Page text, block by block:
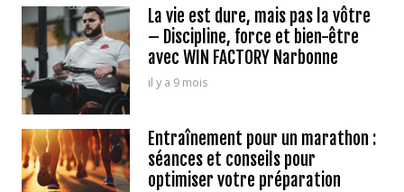
La vie est dure, mais pas la vôtre
– Discipline, force et bien-être
avec WIN FACTORY Narbonne
il y a 9 mois
Entraînement pour un marathon :
séances et conseils pour
optimiser votre préparation